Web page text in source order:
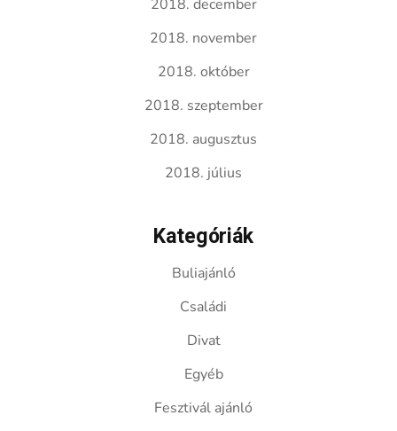
2018. december
2018. november
2018. október
2018. szeptember
2018. augusztus
2018. július
Kategóriák
Buliajánló
Családi
Divat
Egyéb
Fesztivál ajánló